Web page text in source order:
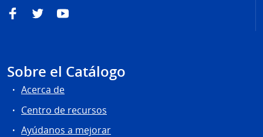
FacebookTwitterYouTube
Sobre el Catálogo
Acerca de
Centro de recursos
Ayúdanos a mejorar